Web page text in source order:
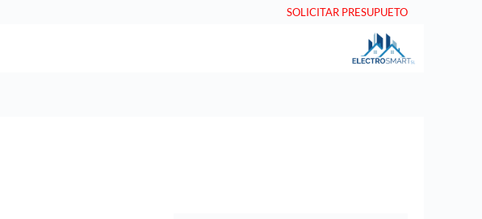
SOLICITAR PRESUPUETO